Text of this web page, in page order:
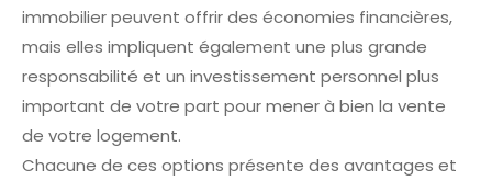
immobilier peuvent offrir des économies financières,
mais elles impliquent également une plus grande
responsabilité et un investissement personnel plus
important de votre part pour mener à bien la vente
de votre logement.
Chacune de ces options présente des avantages et